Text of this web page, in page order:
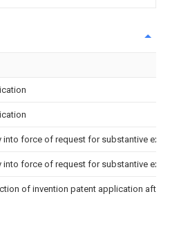
into force of request for substantive
into force of request for substantive
of invention patent application after